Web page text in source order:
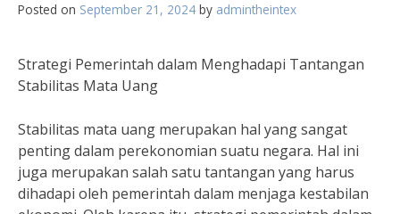
Posted on September 21, 2024 by admintheintex
Strategi Pemerintah dalam Menghadapi Tantangan
Stabilitas Mata Uang
Stabilitas mata uang merupakan hal yang sangat
penting dalam perekonomian suatu negara. Hal ini
juga merupakan salah satu tantangan yang harus
dihadapi oleh pemerintah dalam menjaga kestabilan